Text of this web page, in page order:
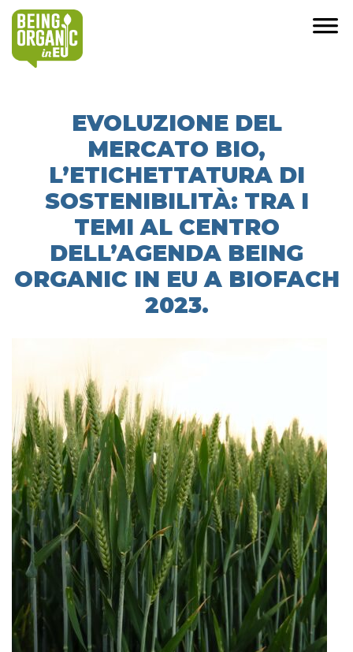
EVOLUZIONE DEL
MERCATO BIO,
L’ETICHETTATURA DI
SOSTENIBILITÀ: TRA I
TEMI AL CENTRO
DELL’AGENDA BEING
ORGANIC IN EU A BIOFACH
2023.